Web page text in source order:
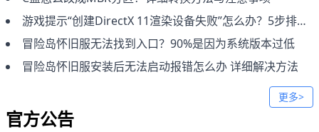
游戏提示“创建DirectX 11渲染设备失败”怎么办？5步排查修复教程
冒险岛怀旧服无法找到入口？90%是因为系统版本过低
冒险岛怀旧服安装后无法启动报错怎么办 详细解决方法
更多>
官方公告